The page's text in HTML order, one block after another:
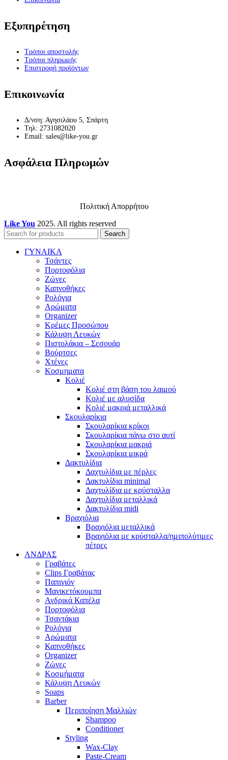
Εξυπηρέτηση
Τρόποι αποστολής
Τρόποι πληρωμής
Επιστροφή προϊόντων
Επικοινωνία
Δ/νση: Αγησιλάου 5, Σπάρτη
Τηλ: 2731082020
Email: sales@like-you.gr
Ασφάλεια Πληρωμών
Πολιτική Απορρήτου
Like You 2025. All rights reserved
Search
ΓΥΝΑΙΚΑ
Τσάντες
Πορτοφόλια
Ζώνες
Καπνοθήκες
Ρολόγια
Αρώματα
Organizer
Κρέμες Προσώπου
Κάλυψη Λευκών
Πιστολάκια – Σεσουάρ
Βούρτσες
Χτένες
Κοσμηματα
Κολιέ
Κολιέ στη βάση του λαιμού
Κολιέ με αλυσίδα
Κολιέ μακριά μεταλλικά
Σκουλαρίκια
Σκουλαρίκια κρίκοι
Σκουλαρίκια πάνω στο αυτί
Σκουλαρίκια μακριά
Σκουλαρίκια μικρά
Δακτυλίδια
Δαχτυλίδια με πέρλες
Δακτυλίδια minimal
Δαχτυλίδια με κρύσταλλα
Δαχτυλίδια μεταλλικά
Δακτυλίδια midi
Βραχιόλια
Βραχιόλια μεταλλικά
Βραχιόλια με κρύσταλλα/ημιπολύτιμες
πέτρες
ΑΝΔΡΑΣ
Γραβάτες
Clips Γραβάτας
Παπιγιόν
Μανικετόκουμπα
Ανδρικά Καπέλα
Πορτοφόλια
Τσαντάκια
Ρολόγια
Αρώματα
Καπνοθήκες
Organizer
Ζώνες
Κοσμήματα
Κάλυψη Λευκών
Soaps
Barber
Περιποίηση Μαλλιών
Shampoo
Conditioner
Styling
Wax-Clay
Paste-Cream